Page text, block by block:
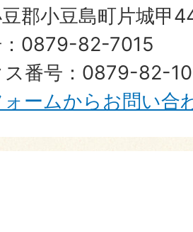
郡小豆島町片城甲
：0879-82-7015
ス番号：0879-82-
ォームからお問い合